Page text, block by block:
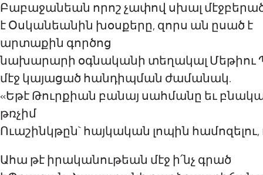
Բաբաջանեան որոշ չափով սխալ
է Օսկանեանին խօսքերը, զորս ան ըսած է
արտաքին գործոց
նախարարի օգնականի տեղակալ Մեթիու
մէջ կայացած հանդիպման ժամանակ.
«Եթէ Թուրքիան բանայ սահմանը եւ
թռչիմ
Ուաշինկթըն` հայկական լոպին
Ահա թէ իրականութեան մէջ ի՛նչ գրած